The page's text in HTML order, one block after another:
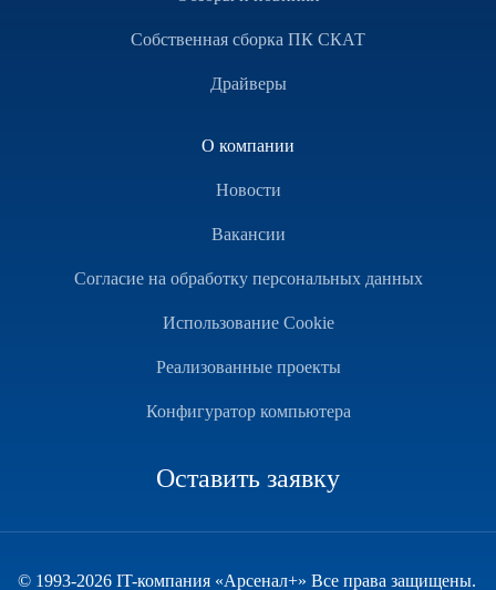
Собственная сборка ПК СКАТ
Драйверы
О компании
Новости
Вакансии
Согласие на обработку персональных данных
Использование Cookie
Реализованные проекты
Конфигуратор компьютера
Оставить заявку
© 1993-2026 IT-компания «Арсенал+» Все права защищены.